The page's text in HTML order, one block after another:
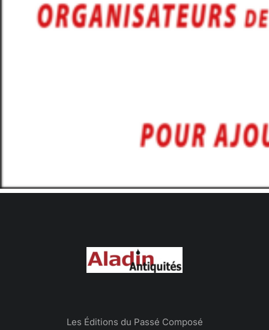
Les Éditions du Passé Composé